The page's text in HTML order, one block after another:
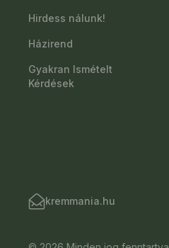
Hirdess nálunk!
Házirend
Gyakran Ismételt
Kérdések
kremmania.hu